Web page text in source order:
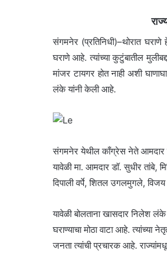
संगमनेर (प्रतिनिधी)–थोरात
घराणे आहे. त्यांच्या कुटुंबातील
मांजर टायगर होत नाही अशी
लंके यांनी केली आहे.
संगमनेर येथील काँग्रेस नेते आमदार
यावेळी मा. आमदार डॉ. सुधीर तांबे,
दिपाली वर्पे, शितल उगलमुगले,
यावेळी बोलताना खासदार निलेश
घराण्याचा मोठा वाटा आहे.
जनता त्यांची प्रचारक आहे.